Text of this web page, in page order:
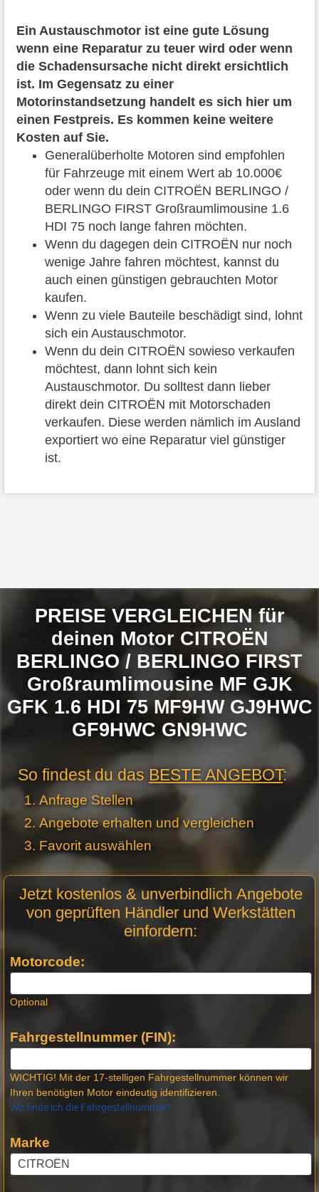
Ein Austauschmotor ist eine gute Lösung
wenn eine Reparatur zu teuer wird oder wenn
die Schadensursache nicht direkt ersichtlich
ist. Im Gegensatz zu einer
Motorinstandsetzung handelt es sich hier um
einen Festpreis. Es kommen keine weitere
Kosten auf Sie.
Generalüberholte Motoren sind empfohlen
für Fahrzeuge mit einem Wert ab 10.000€
oder wenn du dein CITROËN BERLINGO /
BERLINGO FIRST Großraumlimousine 1.6
HDI 75 noch lange fahren möchten.
Wenn du dagegen dein CITROËN nur noch
wenige Jahre fahren möchtest, kannst du
auch einen günstigen gebrauchten Motor
kaufen.
Wenn zu viele Bauteile beschädigt sind, lohnt
sich ein Austauschmotor.
Wenn du dein CITROËN sowieso verkaufen
möchtest, dann lohnt sich kein
Austauschmotor. Du solltest dann lieber
direkt dein CITROËN mit Motorschaden
verkaufen. Diese werden nämlich im Ausland
exportiert wo eine Reparatur viel günstiger
ist.
PREISE VERGLEICHEN für
deinen Motor CITROËN
BERLINGO / BERLINGO FIRST
Großraumlimousine MF GJK
GFK 1.6 HDI 75 MF9HW GJ9HWC
GF9HWC GN9HWC
So findest du das BESTE ANGEBOT:
Anfrage Stellen
Angebote erhalten und vergleichen
Favorit auswählen
Anfrage
Stellen -
Jetzt kostenlos & unverbindlich Angebote
von geprüften Händler und Werkstätten
einfordern:
Motorcode:
Optional
Fahrgestellnummer (FIN):
WICHTIG! Mit der 17-stelligen Fahrgestellnummer können wir
Ihren benötigten Motor eindeutig identifizieren.
Wo finde ich die Fahrgestellnummer?
Marke